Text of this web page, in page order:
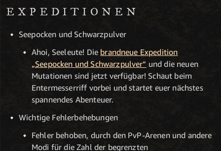
EXPEDITIONEN
Seepocken und Schwarzpulver
Ahoi, Seeleute! Die brandneue Expedition
„Seepocken und Schwarzpulver“ und die neuen
Mutationen sind jetzt verfügbar! Schaut beim
Entermesserriff vorbei und startet euer nächstes
spannendes Abenteuer.
Wichtige Fehlerbehebungen
Fehler behoben, durch den PvP-Arenen und andere
Modi für die Zahl der begrenzten